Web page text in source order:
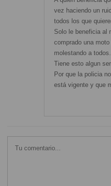
vez haciendo un
todos los que
Solo le beneficia al
comprado una
molestando a todos.
Tiene esto algun
Por que la policia
está vigente y que